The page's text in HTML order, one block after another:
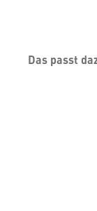
Produktgalerie
Das passt